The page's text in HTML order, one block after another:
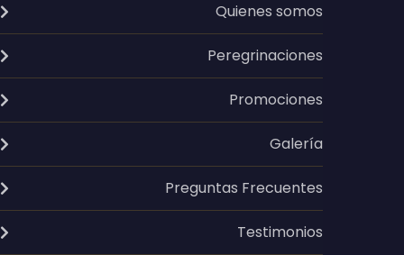
Quienes somos
Peregrinaciones
Promociones
Galería
Preguntas Frecuentes
Testimonios